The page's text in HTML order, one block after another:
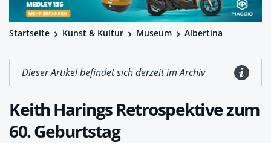
Startseite Kunst & Kultur Museum Albertina
Dieser Artikel befindet sich derzeit im Archiv
Keith Harings Retrospektive zum
60. Geburtstag